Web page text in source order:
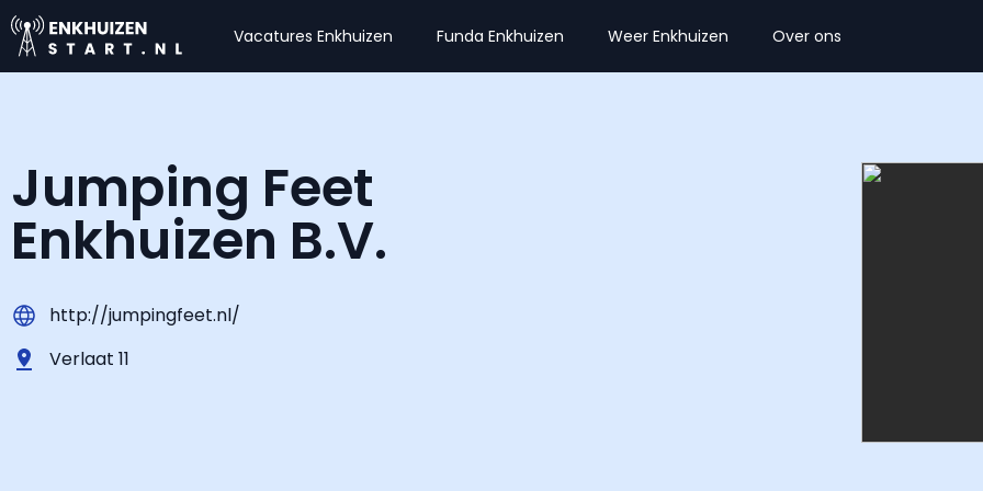
Vacatures Enkhuizen Funda Enkhuizen Weer Enkhuizen Over ons
Jumping Feet
Enkhuizen B.V.
http://jumpingfeet.nl/
Verlaat 11